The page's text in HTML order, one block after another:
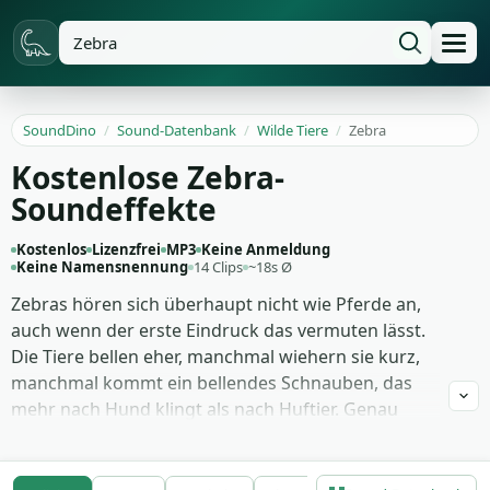
SoundDino / Sound-Datenbank / Wilde Tiere / Zebra
Kostenlose Zebra-
Soundeffekte
Kostenlos Lizenzfrei MP3 Keine Anmeldung
Keine Namensnennung 14 Clips ~18s Ø
Zebras hören sich überhaupt nicht wie Pferde an,
auch wenn der erste Eindruck das vermuten lässt.
Die Tiere bellen eher, manchmal wiehern sie kurz,
manchmal kommt ein bellendes Schnauben, das
mehr nach Hund klingt als nach Huftier. Genau
und Kinderanimation interessant — du erzählst